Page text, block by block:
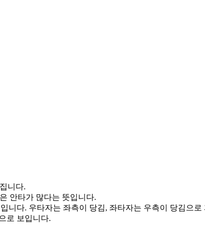
니다.
안타가 많다는 뜻입니다.
니다. 우타자는 좌측이 당김, 좌타자는 우측이 당김으로
로 보입니다.